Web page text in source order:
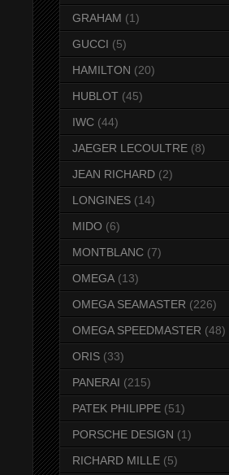
GRAHAM (1)
GUCCI (5)
HAMILTON (20)
HUBLOT (45)
IWC (44)
JAEGER LECOULTRE (8)
JEAN RICHARD (2)
LONGINES (14)
MIDO (6)
MONTBLANC (7)
OMEGA (13)
OMEGA SEAMASTER (226)
OMEGA SPEEDMASTER (48)
ORIS (33)
PANERAI (215)
PATEK PHILIPPE (51)
PORSCHE DESIGN (1)
RICHARD MILLE (5)